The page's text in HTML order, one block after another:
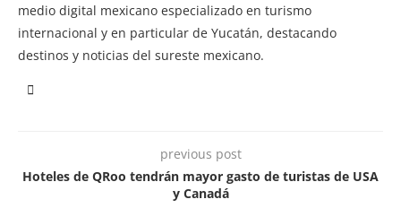
medio digital mexicano especializado en turismo
internacional y en particular de Yucatán, destacando
destinos y noticias del sureste mexicano.
previous post
Hoteles de QRoo tendrán mayor gasto de turistas de USA
y Canadá